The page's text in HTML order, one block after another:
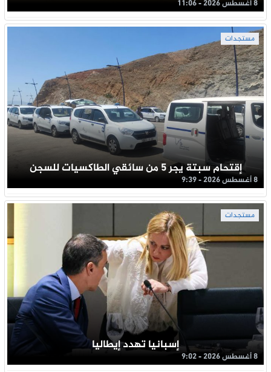
8 أغسطس 2026 - 11:06
مستجدات
إقتحام سبتة يجر 5 من سائقي الطاكسيات للسجن
8 أغسطس 2026 - 9:39
مستجدات
إسبانيا تهدد إيطاليا
8 أغسطس 2026 - 9:02